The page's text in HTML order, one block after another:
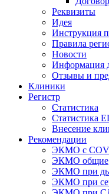
Реквизиты
Идея
Инструкция
Правила
Новости
Информация
Отзывы и
Клиники
Регистр
Статистика
Статистика
Внесение
Рекомендации
ЭКМО с
ЭКМО общие
ЭКМО при
ЭКМО при